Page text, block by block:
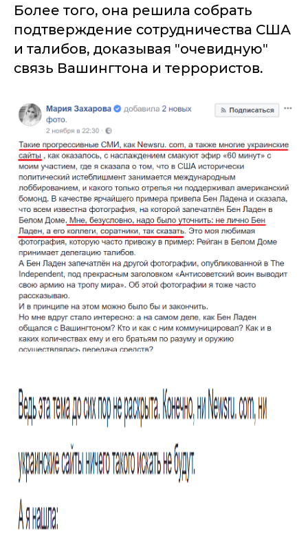
Более того, она решила собрать
подтверждение сотрудничества США
и талибов, доказывая "очевидную"
связь Вашингтона и террористов.